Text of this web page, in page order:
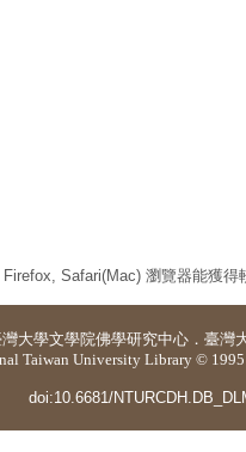
Safari(Mac) 瀏覽器能獲得
大學文學院佛學研究中心 ． 臺灣
Taiwan University Library © 1995
doi:10.6681/